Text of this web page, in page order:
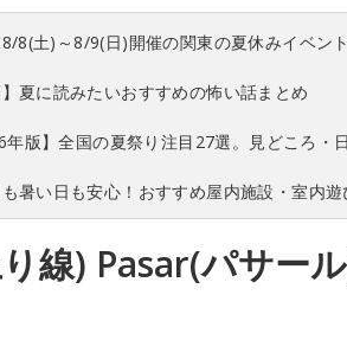
8(土)～8/9(日)開催の関東の夏休みイベン
】夏に読みたいおすすめの怖い話まとめ
年版】全国の夏祭り注目27選。見どころ・
暑い日も安心！おすすめ屋内施設・室内遊
線) Pasar(パサー